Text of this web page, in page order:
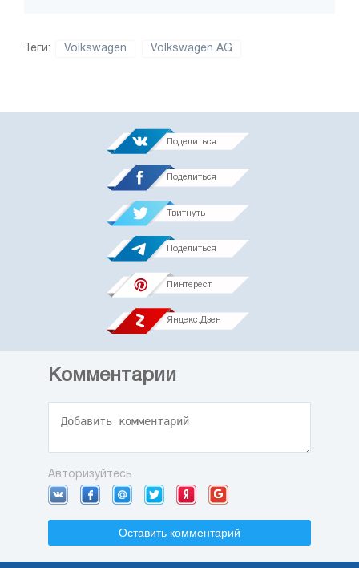
Теги: Volkswagen Volkswagen AG
Поделиться
Поделиться
Твитнуть
Поделиться
Пинтерест
Яндекс.Дзен
Комментарии
Авторизуйтесь
Оставить комментарий